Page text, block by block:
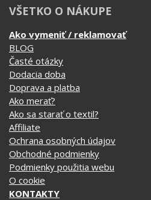
VŠETKO O NÁKUPE
Ako vymeniť / reklamovať
BLOG
Časté otázky
Dodacia doba
Doprava a platba
Ako merať?
Ako sa starať o textil?
Affiliate
Ochrana osobných údajov
Obchodné podmienky
Podmienky použitia webu
O cookie
KONTAKTY